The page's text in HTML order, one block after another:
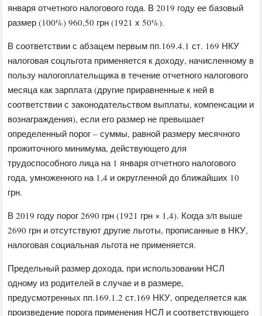
января отчетного налогового года. В 2019 году ее базовый
размер (100%) 960,50 грн (1921 х 50%).
В соответствии с абзацем первым пп.169.4.1 ст. 169 НКУ
налоговая соцльгота применяется к доходу, начисленному в
пользу налогоплательщика в течение отчетного налогового
месяца как зарплата (другие приравненные к ней в
соответствии с законодательством выплаты, компенсации и
вознаграждения), если его размер не превышает
определенный порог – суммы, равной размеру месячного
прожиточного минимума, действующего для
трудоспособного лица на 1 января отчетного налогового
года, умноженного на 1,4 и округленной до ближайших 10
грн.
В 2019 году порог 2690 грн (1921 грн × 1,4). Когда з/п выше
2690 грн и отсутствуют другие льготы, прописанные в НКУ,
налоговая социальная льгота не применяется.
Предельный размер дохода, при использовании НСЛ
одному из родителей в случае и в размере,
предусмотренных пп.169.1.2 ст.169 НКУ, определяется как
произведение порога применения НСЛ и соответствующего